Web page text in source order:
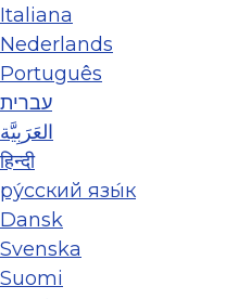
Italiana
Nederlands
Português
עברית
العَرَبِيَّة
हिन्दी
ру́сский язы́к
Dansk
Svenska
Suomi